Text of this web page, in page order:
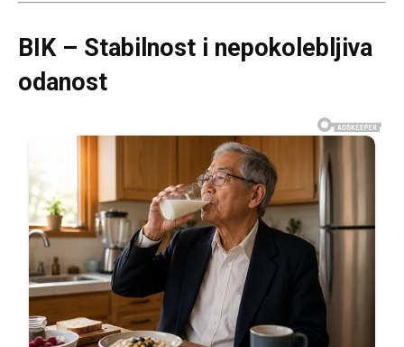
BIK – Stabilnost i nepokolebljiva
odanost